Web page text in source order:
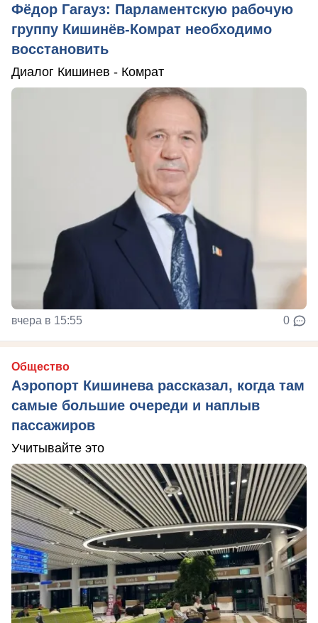
Фёдор Гагауз: Парламентскую рабочую
группу Кишинёв-Комрат необходимо
восстановить
Диалог Кишинев - Комрат
вчера в 15:55 0
Общество
Аэропорт Кишинева рассказал, когда там
самые большие очереди и наплыв
пассажиров
Учитывайте это